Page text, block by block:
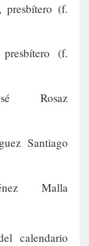
presbítero (f.
(f.
Rosaz
Santiago
Malla
calendario